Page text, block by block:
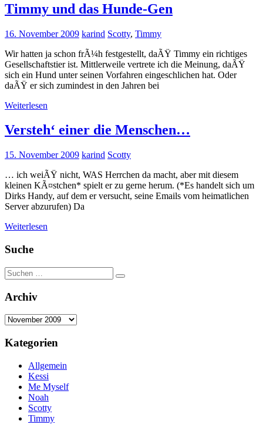
Timmy und das Hunde-Gen
16. November 2009 karind Scotty, Timmy
Wir hatten ja schon frÃ¼h festgestellt, daÃŸ Timmy ein richtiges
Gesellschaftstier ist. Mittlerweile vertrete ich die Meinung, daÃŸ
sich ein Hund unter seinen Vorfahren eingeschlichen hat. Oder
daÃŸ er sich zumindest in den Jahren bei
Weiterlesen
Versteh‘ einer die Menschen…
15. November 2009 karind Scotty
… ich weiÃŸ nicht, WAS Herrchen da macht, aber mit diesem
kleinen KÃ¤stchen* spielt er zu gerne herum. (*Es handelt sich um
Dirks Handy, auf dem er versucht, seine Emails vom heimatlichen
Server abzurufen) Da
Weiterlesen
Suche
Suchen
nach:
Suchen
Archiv
Archiv
Kategorien
Allgemein
Kessi
Me Myself
Noah
Scotty
Timmy